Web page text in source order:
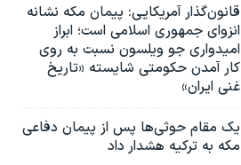
قانون‌گذار آمریکایی: پیمان مکه نشانه
انزوای جمهوری اسلامی است؛ ابراز
امیدواری جو ویلسون نسبت به روی
کار آمدن حکومتی شایسته «تاریخ
غنی ایران»
یک مقام حوثی‌ها پس از پیمان دفاعی
مکه به ترکیه هشدار داد